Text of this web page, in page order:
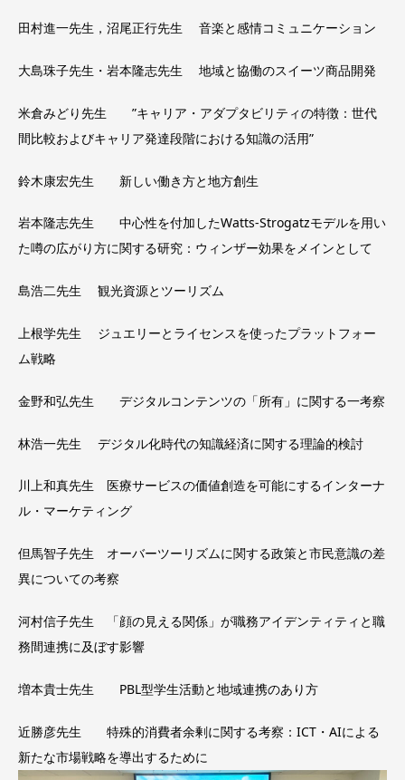
田村進一先生，沼尾正行先生 音楽と感情コミュニケーション
大島珠子先生・岩本隆志先生 地域と協働のスイーツ商品開発
米倉みどり先生 ”キャリア・アダプタビリティの特徴：世代
間比較およびキャリア発達段階における知識の活用”
鈴木康宏先生 新しい働き方と地方創生
岩本隆志先生 中心性を付加したWatts-Strogatzモデルを用い
た噂の広がり方に関する研究：ウィンザー効果をメインとして
島浩二先生 観光資源とツーリズム
上根学先生 ジュエリーとライセンスを使ったプラットフォー
ム戦略
金野和弘先生 デジタルコンテンツの「所有」に関する一考察
林浩一先生 デジタル化時代の知識経済に関する理論的検討
川上和真先生 医療サービスの価値創造を可能にするインターナ
ル・マーケティング
但馬智子先生 オーバーツーリズムに関する政策と市民意識の差
異についての考察
河村信子先生 「顔の見える関係」が職務アイデンティティと職
務間連携に及ぼす影響
増本貴士先生 PBL型学生活動と地域連携のあり方
近勝彦先生 特殊的消費者余剰に関する考察：ICT・AIによる
新たな市場戦略を導出するために